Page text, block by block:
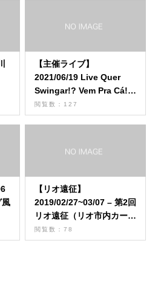
【主催ライブ】
2021/06/19 Live Quer
Swingar!? Vem Pra Cá!!!
Vol.3
閲覧数：127
風
【リオ遠征】
2019/02/27~03/07 – 第2回
リオ遠征（リオ市内カーニ
バル出演）
閲覧数：78